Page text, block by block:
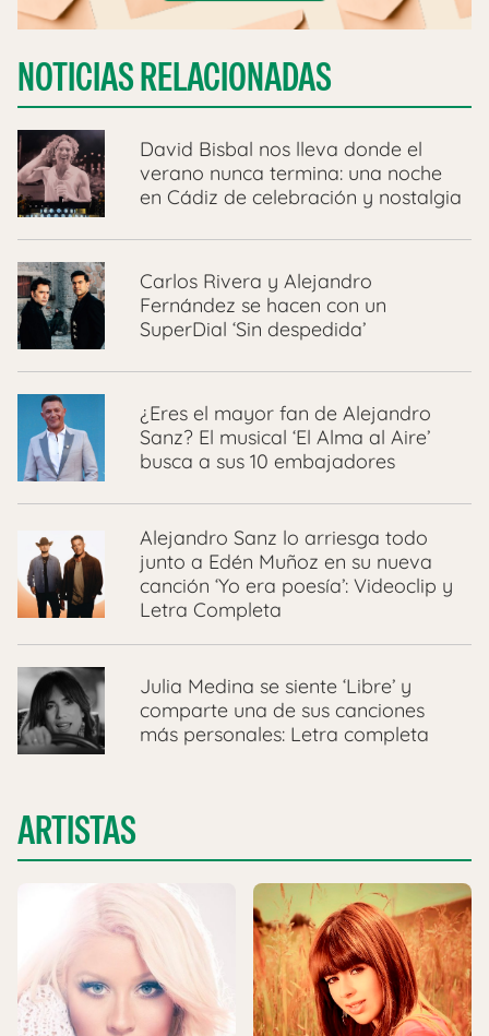
NOTICIAS RELACIONADAS
David Bisbal nos lleva donde el
verano nunca termina: una noche
en Cádiz de celebración y nostalgia
Carlos Rivera y Alejandro
Fernández se hacen con un
SuperDial ‘Sin despedida’
¿Eres el mayor fan de Alejandro
Sanz? El musical ‘El Alma al Aire’
busca a sus 10 embajadores
Alejandro Sanz lo arriesga todo
junto a Edén Muñoz en su nueva
canción ‘Yo era poesía’: Videoclip y
Letra Completa
Julia Medina se siente ‘Libre’ y
comparte una de sus canciones
más personales: Letra completa
ARTISTAS